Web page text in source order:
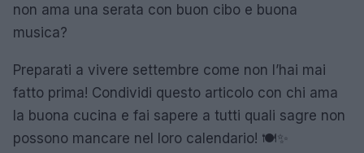
non ama una serata con buon cibo e buona
musica?
Preparati a vivere settembre come non l’hai mai
fatto prima! Condividi questo articolo con chi ama
la buona cucina e fai sapere a tutti quali sagre non
possono mancare nel loro calendario! 🍽️✨